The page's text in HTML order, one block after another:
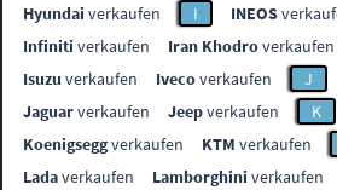
Hyundai verkaufen I INEOS
Infiniti verkaufen Iran Khodroverkaufen
Isuzu verkaufen Ivecoverkaufen J
Jaguarverkaufen Jeepverkaufen K
Koenigseggverkaufen KTM verkaufen
Ladaverkaufen Lamborghini verkaufen